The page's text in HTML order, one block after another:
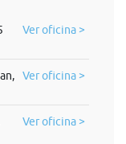
Ver oficina >
Ver oficina >
Ver oficina >